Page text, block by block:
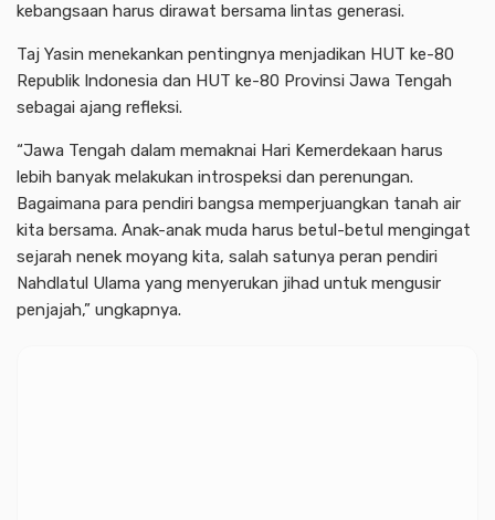
kebangsaan harus dirawat bersama lintas generasi.
Taj Yasin menekankan pentingnya menjadikan HUT ke-80
Republik Indonesia dan HUT ke-80 Provinsi Jawa Tengah
sebagai ajang refleksi.
“Jawa Tengah dalam memaknai Hari Kemerdekaan harus
lebih banyak melakukan introspeksi dan perenungan.
Bagaimana para pendiri bangsa memperjuangkan tanah air
kita bersama. Anak-anak muda harus betul-betul mengingat
sejarah nenek moyang kita, salah satunya peran pendiri
Nahdlatul Ulama yang menyerukan jihad untuk mengusir
penjajah,” ungkapnya.